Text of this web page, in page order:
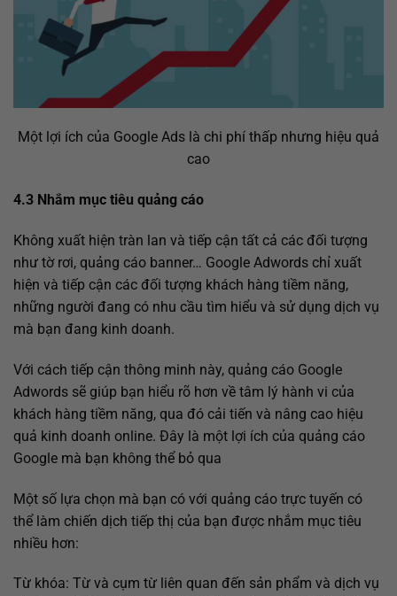
Một lợi ích của Google Ads là chi phí thấp nhưng hiệu quả
cao
4.3 Nhắm mục tiêu quảng cáo
Không xuất hiện tràn lan và tiếp cận tất cả các đối tượng
như tờ rơi, quảng cáo banner… Google Adwords chỉ xuất
hiện và tiếp cận các đối tượng khách hàng tiềm năng,
những người đang có nhu cầu tìm hiểu và sử dụng dịch vụ
mà bạn đang kinh doanh.
Với cách tiếp cận thông minh này, quảng cáo Google
Adwords sẽ giúp bạn hiểu rõ hơn về tâm lý hành vi của
khách hàng tiềm năng, qua đó cải tiến và nâng cao hiệu
quả kinh doanh online. Đây là một lợi ích của quảng cáo
Google mà bạn không thể bỏ qua
Một số lựa chọn mà bạn có với quảng cáo trực tuyến có
thể làm chiến dịch tiếp thị của bạn được nhắm mục tiêu
nhiều hơn:
Từ khóa: Từ và cụm từ liên quan đến sản phẩm và dịch vụ